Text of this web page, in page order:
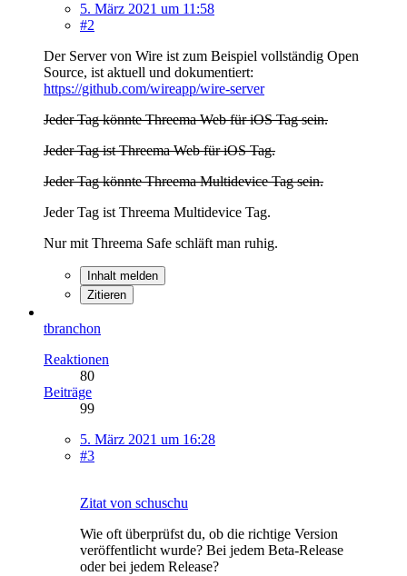
5. März 2021 um 11:58
#2
Der Server von Wire ist zum Beispiel vollständig Open
Source, ist aktuell und dokumentiert:
https://github.com/wireapp/wire-server
Jeder Tag könnte Threema Web für iOS Tag sein.
Jeder Tag ist Threema Web für iOS Tag.
Jeder Tag könnte Threema Multidevice Tag sein.
Jeder Tag ist Threema Multidevice Tag.
Nur mit Threema Safe schläft man ruhig.
Inhalt melden
Zitieren
tbranchon
Reaktionen
80
Beiträge
99
5. März 2021 um 16:28
#3
Zitat von schuschu
Wie oft überprüfst du, ob die richtige Version
veröffentlicht wurde? Bei jedem Beta-Release
oder bei jedem Release?